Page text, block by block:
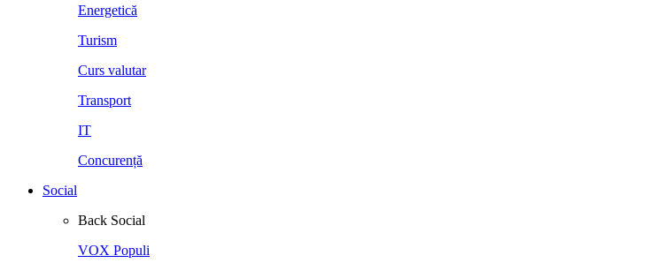
Energetică
Turism
Curs valutar
Transport
IT
Concurență
Social
Back Social
VOX Populi